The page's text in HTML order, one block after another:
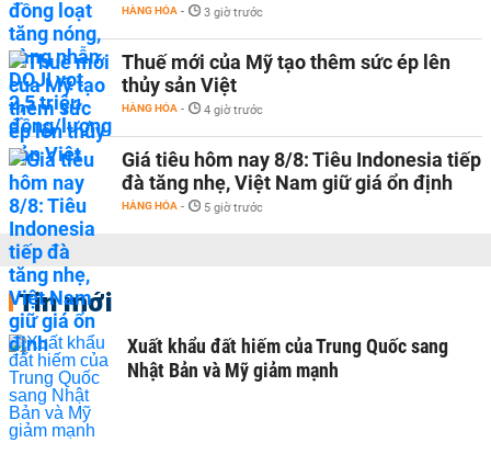
HÀNG HÓA - 3 giờ trước
Thuế mới của Mỹ tạo thêm sức ép lên
thủy sản Việt
HÀNG HÓA - 4 giờ trước
Giá tiêu hôm nay 8/8: Tiêu Indonesia tiếp
đà tăng nhẹ, Việt Nam giữ giá ổn định
HÀNG HÓA - 5 giờ trước
Tin mới
Xuất khẩu đất hiếm của Trung Quốc sang
Nhật Bản và Mỹ giảm mạnh